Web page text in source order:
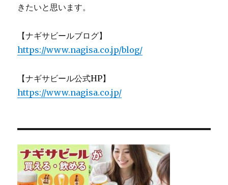
きたいと思います。
【ナギサビールブログ】
https://www.nagisa.co.jp/blog/
【ナギサビール公式HP】
https://www.nagisa.co.jp/